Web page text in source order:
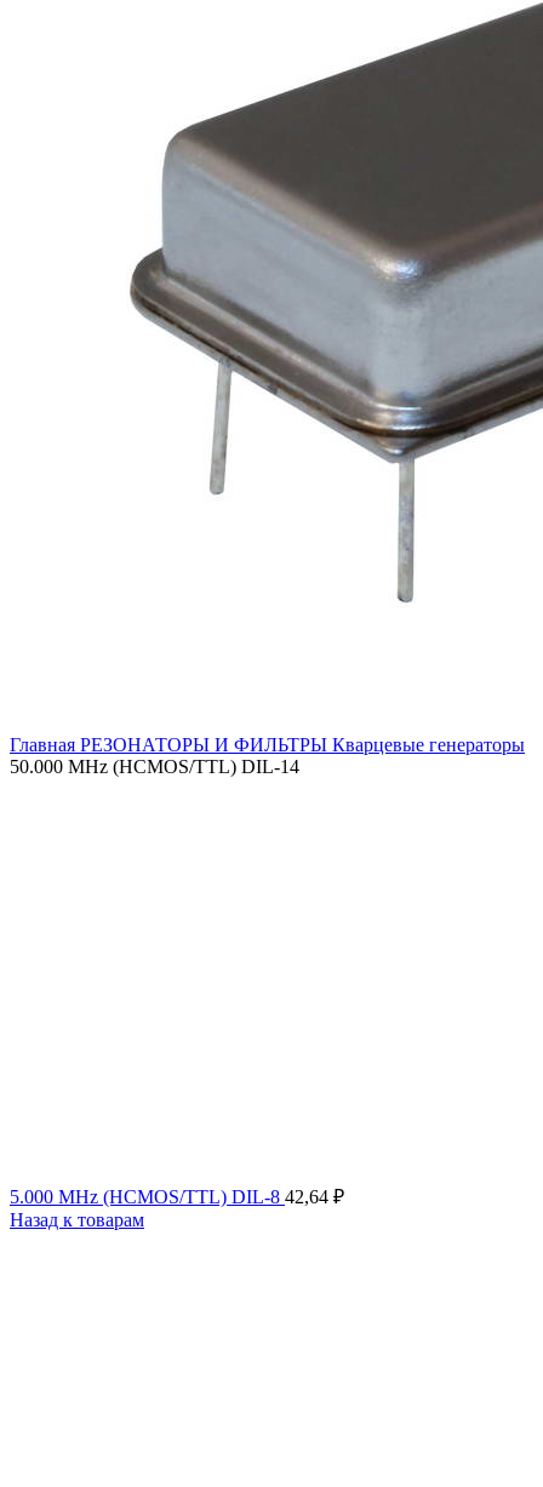
Главная РЕЗОНАТОРЫ И ФИЛЬТРЫ Кварцевые генераторы
50.000 MHz (HCMOS/TTL) DIL-14
5.000 MHz (HCMOS/TTL) DIL-8 42,64 ₽
Назад к товарам